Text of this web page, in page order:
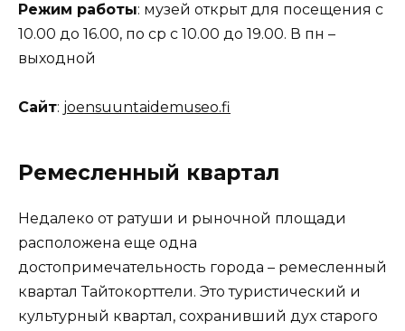
Режим работы: музей открыт для посещения с
10.00 до 16.00, по ср с 10.00 до 19.00. В пн –
выходной
Сайт: joensuuntaidemuseo.fi
Ремесленный квартал
Недалеко от ратуши и рыночной площади
расположена еще одна
достопримечательность города – ремесленный
квартал Тайтокорттели. Это туристический и
культурный квартал, сохранивший дух старого